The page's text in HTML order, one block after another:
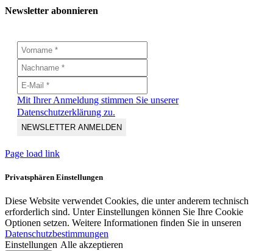
Newsletter abonnieren
Mit Ihrer Anmeldung stimmen Sie unserer
Datenschutzerklärung zu.
Page load link
Privatsphären Einstellungen
Diese Website verwendet Cookies, die unter anderem technisch
erforderlich sind. Unter Einstellungen können Sie Ihre Cookie
Optionen setzen. Weitere Informationen finden Sie in unseren
Datenschutzbestimmungen
Einstellungen Alle akzeptieren